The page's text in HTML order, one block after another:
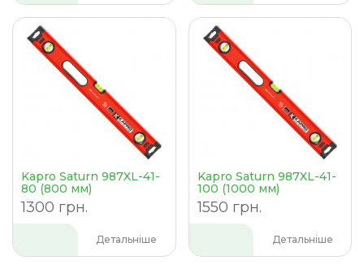
Kapro Saturn 987XL-41-
80 (800 мм)
1300 грн.
Детальніше
Kapro Saturn 987XL-41-
100 (1000 мм)
1550 грн.
Детальніше